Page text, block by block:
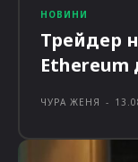
НОВИНИ
Трейдер
Ethereum
ЧУРА ЖЕНЯ -